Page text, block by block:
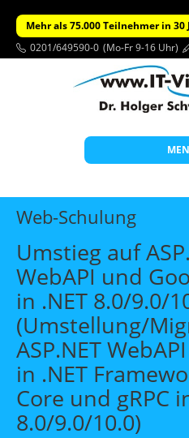
Mehr als 75.000 Teilnehmer in 30
0201/649590-0 (Mo-Fr 9-16 Uhr)
Start
Themen
Beratung
Individuelle
Offene Seminare
Wissen
Über uns
Suche
Web-Schulung
Umstieg auf
WebAPI und
in .NET 8.0/9.0/
(Umstellung/
ASP.NET
in .NET
Core und gRPC
8.0/9.0/10.0)